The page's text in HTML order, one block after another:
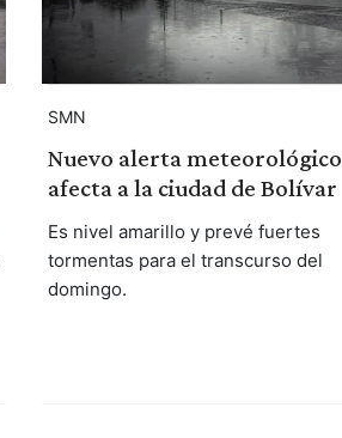
SMN
Nuevo alerta meteorológico
afecta a la ciudad de Bolívar
Es nivel amarillo y prevé fuertes
tormentas para el transcurso del
domingo.